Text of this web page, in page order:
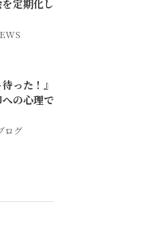
を定期化し
った！』
の心理で
ログ